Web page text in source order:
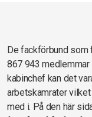
De fackförbund som
867 943 medlemmar
kabinchef kan det
arbetskamrater
med i. På den här